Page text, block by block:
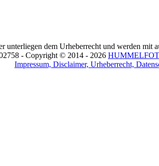
unterliegen dem Urheberrecht und werden mit
- Copyright © 2014 - 2026
Impressum, Disclaimer, Urheberrecht,